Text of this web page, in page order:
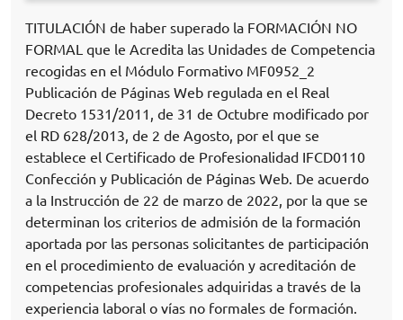
TITULACIÓN de haber superado la FORMACIÓN NO
FORMAL que le Acredita las Unidades de Competencia
recogidas en el Módulo Formativo MF0952_2
Publicación de Páginas Web regulada en el Real
Decreto 1531/2011, de 31 de Octubre modificado por
el RD 628/2013, de 2 de Agosto, por el que se
establece el Certificado de Profesionalidad IFCD0110
Confección y Publicación de Páginas Web. De acuerdo
a la Instrucción de 22 de marzo de 2022, por la que se
determinan los criterios de admisión de la formación
aportada por las personas solicitantes de participación
en el procedimiento de evaluación y acreditación de
competencias profesionales adquiridas a través de la
experiencia laboral o vías no formales de formación.